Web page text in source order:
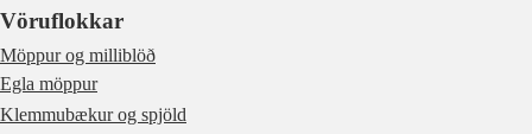
Vöruflokkar
Möppur og milliblöð
Egla möppur
Klemmubækur og spjöld